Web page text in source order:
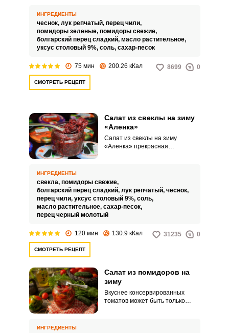
ИНГРЕДИЕНТЫ
чеснок, лук репчатый, перец чили,
помидоры зеленые, помидоры свежие,
болгарский перец сладкий, масло растительное,
уксус столовый 9%, соль, сахар-песок
75 мин 200.26 кКал 8699 0
СМОТРЕТЬ РЕЦЕПТ
Салат из свеклы на зиму
«Аленка»
Салат из свеклы на зиму
«Аленка» прекрасная
качестве борщевой заправки.
ИНГРЕДИЕНТЫ
свекла, помидоры свежие,
болгарский перец сладкий, лук репчатый, чеснок,
перец чили, уксус столовый 9%, соль,
масло растительное, сахар-песок,
перец черный молотый
120 мин 130.9 кКал 31235 0
СМОТРЕТЬ РЕЦЕПТ
Салат из помидоров на
зиму
Вкуснее консервированных
томатов может быть только
ИНГРЕДИЕНТЫ